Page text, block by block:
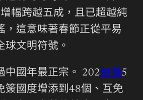
幅跨越五成，且已超越純
，這意味著春節正從平易
球文明符號。
中國年最正宗。 202包養5
簽國度增添到48個、互免